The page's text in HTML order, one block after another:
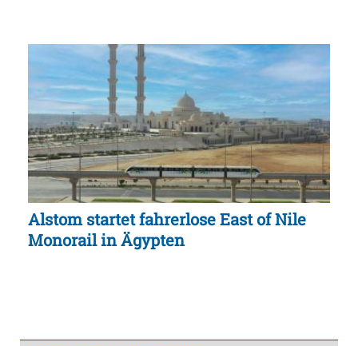
Alstom startet fahrerlose East of Nile
Monorail in Ägypten